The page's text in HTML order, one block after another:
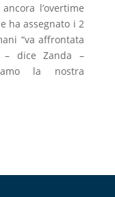
l’overtime
ha assegnato i 2
“va affrontata
– dice Zanda –
la nostra